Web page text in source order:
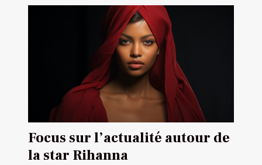
Focus sur l’actualité autour de
la star Rihanna